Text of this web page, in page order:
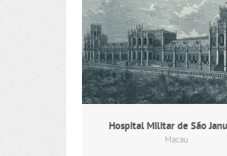
Hospital Militar de São
Macau